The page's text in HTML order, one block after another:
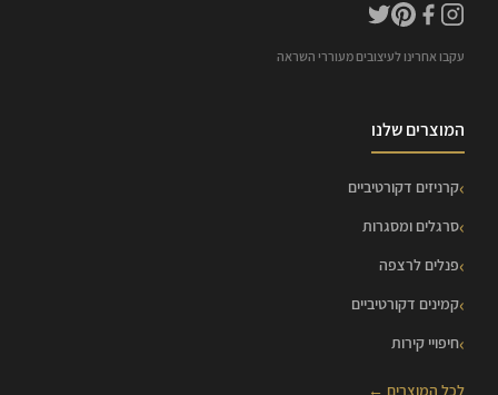
עקבו אחרינו לעיצובים מעוררי השראה
המוצרים שלנו
קרניזים דקורטיביים
סרגלים ומסגרות
פנלים לרצפה
קמינים דקורטיביים
חיפויי קירות
לכל המוצרים ←